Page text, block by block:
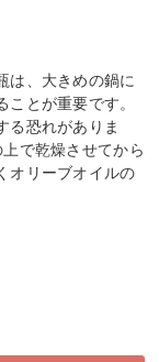
は、大きめの鍋に
とが重要です。
る恐れがありま
で乾燥させてから
オリーブオイルの